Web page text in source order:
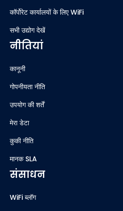
कॉर्पोरेट कार्यालयों के लिए WiFi
सभी उद्योग देखें
नीतियां
कानूनी
गोपनीयता नीति
उपयोग की शर्तें
मेरा डेटा
कुकी नीति
मानक SLA
संसाधन
WiFi ब्लॉग